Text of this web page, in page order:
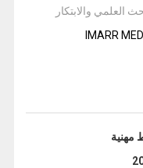
العلمي والابتكار
مهنية